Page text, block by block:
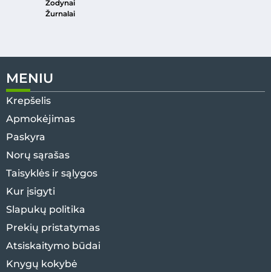
Žodynai
Žurnalai
MENIU
Krepšelis
Apmokėjimas
Paskyra
Norų sąrašas
Taisyklės ir sąlygos
Kur įsigyti
Slapukų politika
Prekių pristatymas
Atsiskaitymo būdai
Knygų kokybė